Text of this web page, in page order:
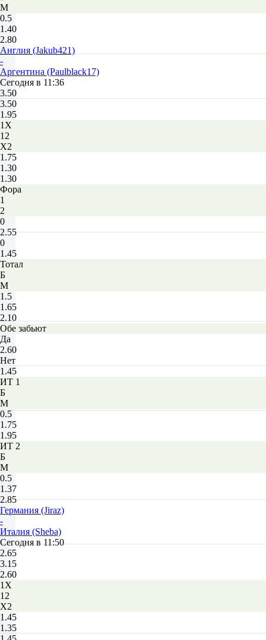
М
0.5
1.40
2.80
Англия (Jakub421)
-
Аргентина (Paulblack17)
Сегодня в 11:36
3.50
3.50
1.95
1X
12
X2
1.75
1.30
1.30
Фора
1
2
0
2.55
0
1.45
Тотал
Б
М
1.5
1.65
2.10
Обе забьют
Да
2.60
Нет
1.45
ИТ 1
Б
М
0.5
1.75
1.95
ИТ 2
Б
М
0.5
1.37
2.85
Германия (Jiraz)
-
Италия (Sheba)
Сегодня в 11:50
2.65
3.15
2.60
1X
12
X2
1.45
1.35